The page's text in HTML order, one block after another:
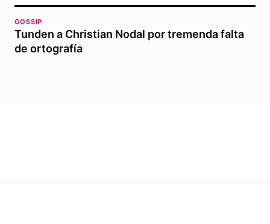
GOSSIP
Tunden a Christian Nodal por tremenda falta
de ortografía